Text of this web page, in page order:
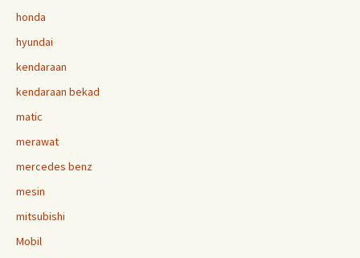
honda
hyundai
kendaraan
kendaraan bekad
matic
merawat
mercedes benz
mesin
mitsubishi
Mobil